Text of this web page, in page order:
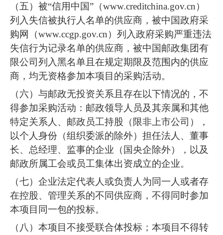
（五）被“信用中国”（www.creditchina.gov.cn）
列入失信被执行人名单的供应商，被中国政府采
购网（www.ccgp.gov.cn）列入政府采购严重违法
失信行为记录名单的供应商，被中国邮政集团有
限公司列入黑名单且在规定期限及范围内的供应
商，均无资格参加本项目的采购活动。
（六）与邮政无投资关系且存在以下情况的，不
得参加采购活动：邮政领导人员及其亲属和其他
特定关系人、邮政员工持股（限非上市公司），
以个人身份（组织委派的除外）担任法人、董事
长、总经理、监事的企业（国央企除外），以及
邮政所属工会或员工集体出资成立的企业。
（七）企业法定代表人或负责人为同一人或者存
在控股、管理关系的不同供应商，不得同时参加
本项目同一包的投标。
（八）本项目不接受联合体投标；本项目不得转